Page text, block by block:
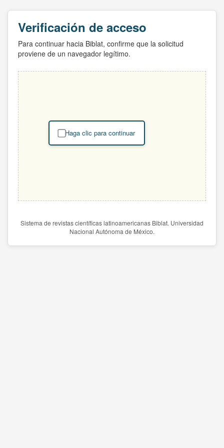
Verificación de acceso
Para continuar hacia Biblat, confirme que la solicitud
proviene de un navegador legítimo.
Haga clic para continuar
Sistema de revistas científicas latinoamericanas Biblat. Universidad
Nacional Autónoma de México.